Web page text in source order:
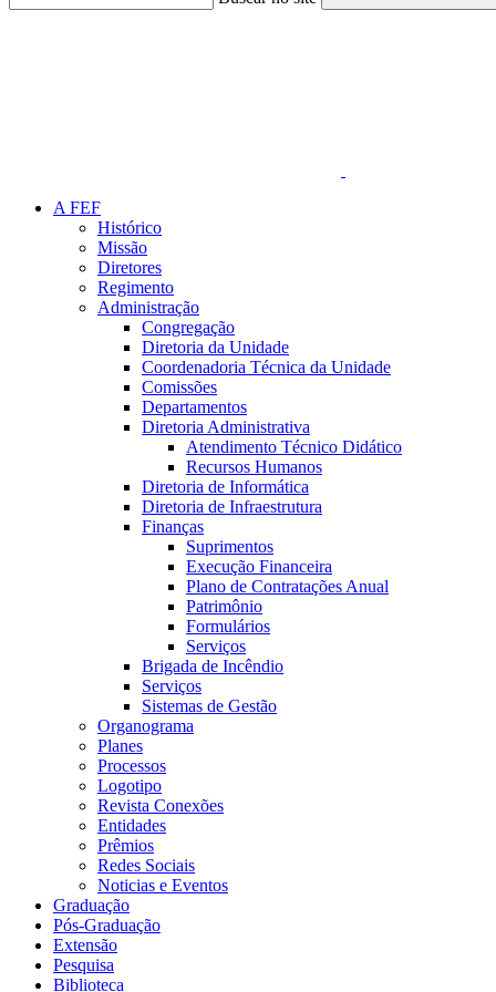
A FEF
Histórico
Missão
Diretores
Regimento
Administração
Congregação
Diretoria da Unidade
Coordenadoria Técnica da Unidade
Comissões
Departamentos
Diretoria Administrativa
Atendimento Técnico Didático
Recursos Humanos
Diretoria de Informática
Diretoria de Infraestrutura
Finanças
Suprimentos
Execução Financeira
Plano de Contratações Anual
Patrimônio
Formulários
Serviços
Brigada de Incêndio
Serviços
Sistemas de Gestão
Organograma
Planes
Processos
Logotipo
Revista Conexões
Entidades
Prêmios
Redes Sociais
Noticias e Eventos
Graduação
Pós-Graduação
Extensão
Pesquisa
Biblioteca